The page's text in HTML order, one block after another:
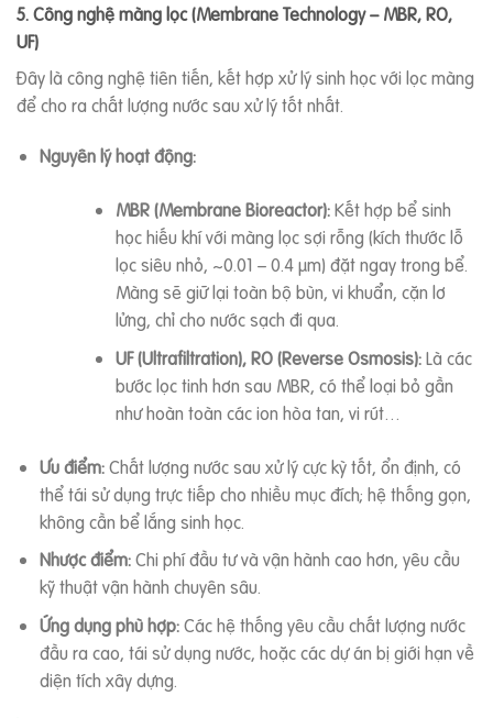
5. Công nghệ màng lọc (Membrane Technology – MBR, RO,
UF)
Đây là công nghệ tiên tiến, kết hợp xử lý sinh học với lọc màng
để cho ra chất lượng nước sau xử lý tốt nhất.
Nguyên lý hoạt động:
MBR (Membrane Bioreactor):Kết hợp bể sinh
học hiếu khí với màng lọc sợi rỗng (kích thước lỗ
lọc siêu nhỏ, ~0.01 – 0.4 µm) đặt ngay trong bể.
Màng sẽ giữ lại toàn bộ bùn, vi khuẩn, cặn lơ
lửng, chỉ cho nước sạch đi qua.
UF (Ultrafiltration), RO (Reverse Osmosis):Là các
bước lọc tinh hơn sau MBR, có thể loại bỏ gần
như hoàn toàn các ion hòa tan, vi rút…
Ưu điểm:Chất lượng nước sau xử lý cực kỳ tốt, ổn định, có
thể tái sử dụng trực tiếp cho nhiều mục đích; hệ thống gọn,
không cần bể lắng sinh học.
Nhược điểm:Chi phí đầu tư và vận hành cao hơn, yêu cầu
kỹ thuật vận hành chuyên sâu.
Ứng dụng phù hợp:Các hệ thống yêu cầu chất lượng nước
đầu ra cao, tái sử dụng nước, hoặc các dự án bị giới hạn về
diện tích xây dựng.